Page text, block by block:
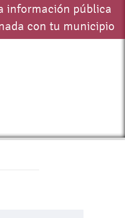
información pública
con tu municipio